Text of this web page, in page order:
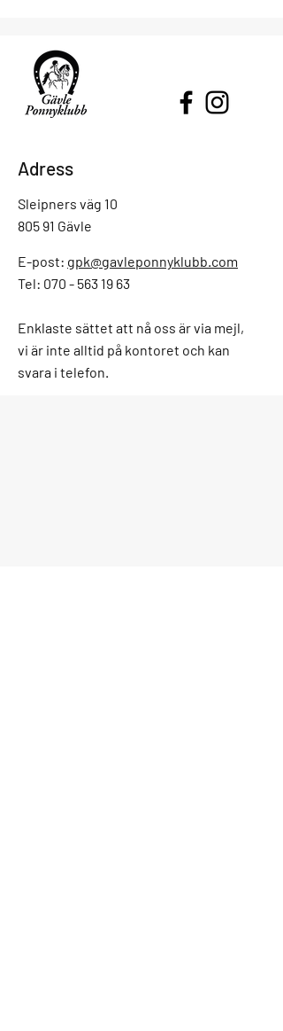
Adress
Sleipners väg 10
805 91 Gävle
E-post: gpk@gavleponnyklubb.com
Tel: 070 - 563 19 63
Enklaste sättet att nå oss är via mejl,
vi är inte alltid på kontoret och kan
svara i telefon.